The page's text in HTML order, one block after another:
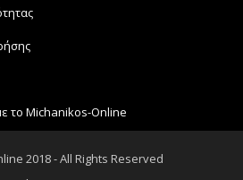
το Michanikos-Online
2018 - All Rights Reserved